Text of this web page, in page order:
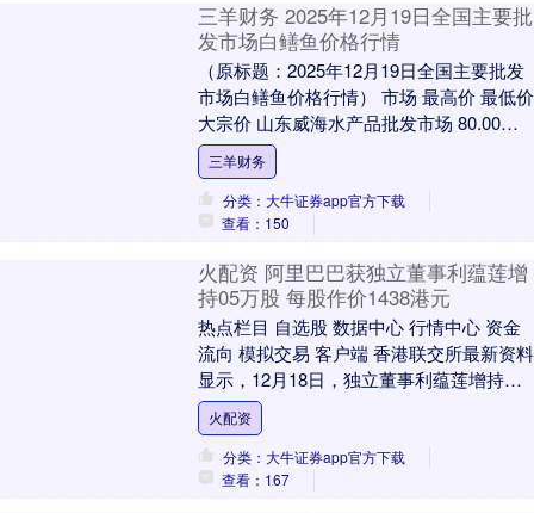
三羊财务 2025年12月19日全国主要批
发市场白鳝鱼价格行情
（原标题：2025年12月19日全国主要批发
市场白鳝鱼价格行情） 市场 最高价 最低价
大宗价 山东威海水产品批发市场 80.00
80.00 80.00 全国....
三羊财务
分类：大牛证券app官方下载
查看：150
火配资 阿里巴巴获独立董事利蕴莲增
持05万股 每股作价1438港元
热点栏目 自选股 数据中心 行情中心 资金
流向 模拟交易 客户端 香港联交所最新资料
显示，12月18日，独立董事利蕴莲增持阿
里巴巴（09988）0.5万股，每股....
火配资
分类：大牛证券app官方下载
查看：167